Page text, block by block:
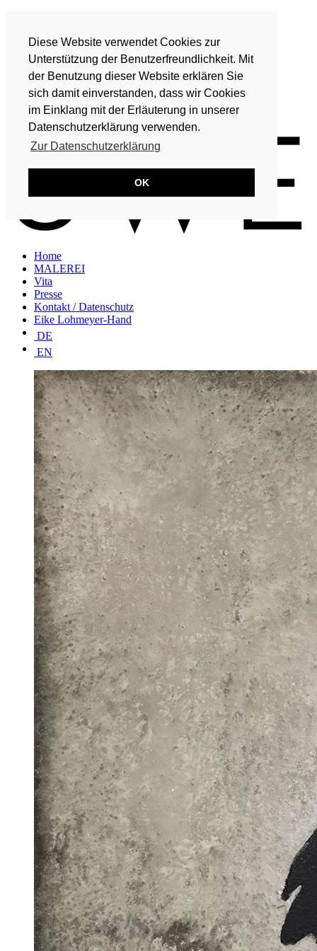
Diese Website verwendet Cookies zur
Unterstützung der Benutzerfreundlichkeit. Mit
der Benutzung dieser Website erklären Sie
sich damit einverstanden, dass wir Cookies
im Einklang mit der Erläuterung in unserer
Datenschutzerklärung verwenden.
Zur Datenschutzerklärung
OK
Vita
Presse
Kontakt / Datenschutz
Eike Lohmeyer-Hand
DE
EN
Home
MALEREI
Vita
Presse
Kontakt / Datenschutz
Eike Lohmeyer-Hand
DE
EN